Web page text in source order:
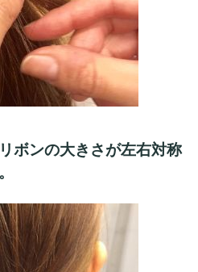
ボンの大きさが左右対称